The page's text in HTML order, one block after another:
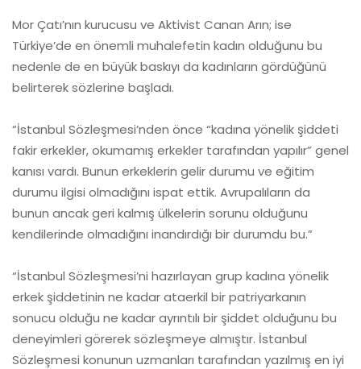
Mor Çatı’nın kurucusu ve Aktivist Canan Arın; ise
Türkiye’de en önemli muhalefetin kadın olduğunu bu
nedenle de en büyük baskıyı da kadınların gördüğünü
belirterek sözlerine başladı.
“İstanbul Sözleşmesi’nden önce “kadına yönelik şiddeti
fakir erkekler, okumamış erkekler tarafından yapılır” genel
kanısı vardı. Bunun erkeklerin gelir durumu ve eğitim
durumu ilgisi olmadığını ispat ettik. Avrupalıların da
bunun ancak geri kalmış ülkelerin sorunu olduğunu
kendilerinde olmadığını inandırdığı bir durumdu bu.”
“İstanbul Sözleşmesi’ni hazırlayan grup kadına yönelik
erkek şiddetinin ne kadar ataerkil bir patriyarkanın
sonucu olduğu ne kadar ayrıntılı bir şiddet olduğunu bu
deneyimleri görerek sözleşmeye almıştır. İstanbul
Sözleşmesi konunun uzmanları tarafından yazılmış en iyi